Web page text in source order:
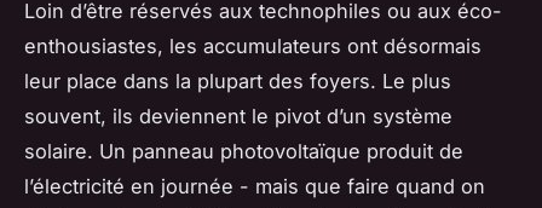
Loin d’être réservés aux technophiles ou aux éco-
enthousiastes, les accumulateurs ont désormais
leur place dans la plupart des foyers. Le plus
souvent, ils deviennent le pivot d’un système
solaire. Un panneau photovoltaïque produit de
l’électricité en journée - mais que faire quand on